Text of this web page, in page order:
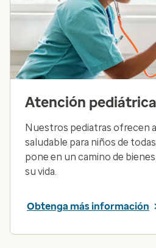
Atención pediátrica
Nuestros pediatras ofrecen
saludable para niños de
pone en un camino de
su vida.
Obtenga más información